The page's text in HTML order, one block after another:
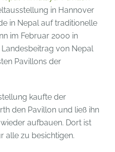
in Hannover
in Nepal auf traditionelle
im Februar 2000 in
von Nepal
Pavillons der
kaufte der
den Pavillon und ließ ihn
aufbauen. Dort ist
alle zu besichtigen.